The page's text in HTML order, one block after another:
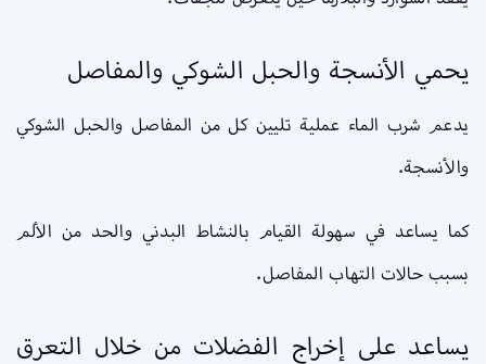
يحمي الأنسجة والحبل الشوكي والمفاصل
يدعم شرب الماء عملية تليين كل من المفاصل والحبل الشوكي
والأنسجة.
كما يساعد في سهولة القيام بالنشاط البدني والحد من الألم
بسبب حالات التهاب المفاصل.
يساعد على إخراج الفضلات من خلال التعرق